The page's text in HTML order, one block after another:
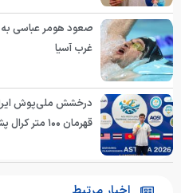
غرب آسیا
درخشش ملی‌پوش
قهرمان ۱۰۰ متر کرال پشت غرب آسیا شد